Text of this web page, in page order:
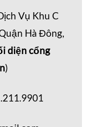
Vụ Khu C
Hà Đông,
diện cổng
)